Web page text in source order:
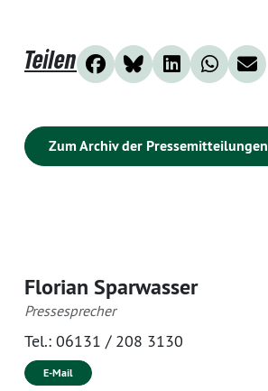
Teilen
Zum Archiv der Pressemitteilungen
Florian Sparwasser
Pressesprecher
Tel.: 06131 / 208 3130
E-Mail